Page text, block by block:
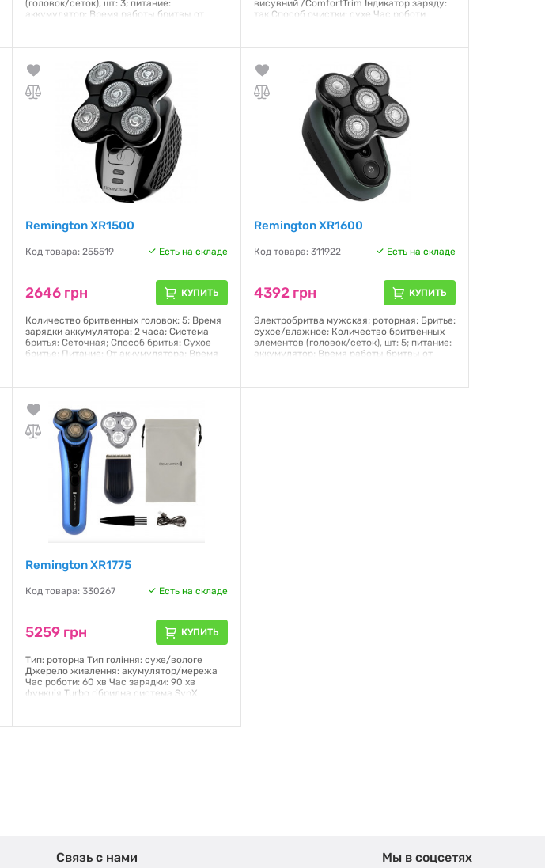
(головок/сеток), шт: 3; питание:
аккумулятор; Время работы бритвы от
встроенный триммер
Гарантия: 12 месяцев
висувний /ComfortTrim Індикатор заряду:
так Способ очистки: сухе Час роботи
Remington XR1500
Код товара: 255519 Есть на складе
2646 грн КУПИТЬ
Количество бритвенных головок: 5; Время
зарядки аккумулятора: 2 часа; Система
бритья: Сеточная; Способ бритья: Сухое
бритье; Питание: От аккумулятора; Время
Гарантия:24 месяца
Remington XR1600
Код товара: 311922 Есть на складе
4392 грн КУПИТЬ
Электробритва мужская; роторная; Бритье:
сухое/влажное; Количество бритвенных
элементов (головок/сеток), шт: 5; питание:
аккумулятор; Время работы бритвы от
Remington XR1775
Код товара: 330267 Есть на складе
5259 грн КУПИТЬ
Тип: роторна Тип гоління: сухе/вологе
Джерело живлення: акумулятор/мережа
Час роботи: 60 хв Час зарядки: 90 хв
функція Turbo гібридна система SynX
Связь с нами Мы в соцсетях